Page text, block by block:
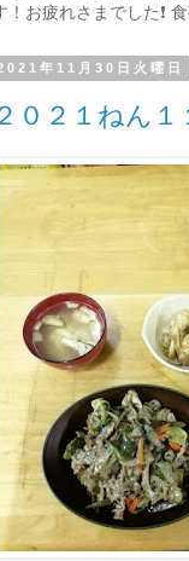
！お疲れさまでした❗
年11月30日火曜日
０２１ねん